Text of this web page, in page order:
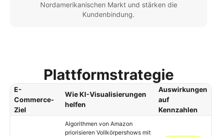
Nordamerikanischen Markt und stärken die
Kundenbindung.
Plattformstrategie
E-
Commerce-
Ziel
Wie KI-Visualisierungen
helfen
Auswirkungen
auf
Kennzahlen
Algorithmen von Amazon
priorisieren Vollkörpershows mit